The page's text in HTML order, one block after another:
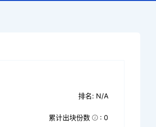
排名: N/A
累计出块份数
: 0